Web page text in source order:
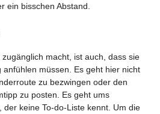
ein bisschen Abstand.
macht, ist auch, dass sie
anfühlen müssen. Es geht hier nicht
zu bezwingen oder den
zu posten. Es geht ums
der keine To-do-Liste kennt. Um die